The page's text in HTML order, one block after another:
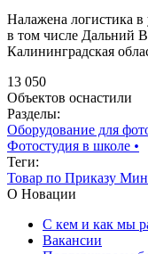
Налажена логистика
в том числе Дальний
Калининградская
13 050
Объектов оснастили
Разделы:
Оборудование для
Фотостудия в школе •
Теги:
Товар по Приказу
О Новации
С кем и как мы
Вакансии